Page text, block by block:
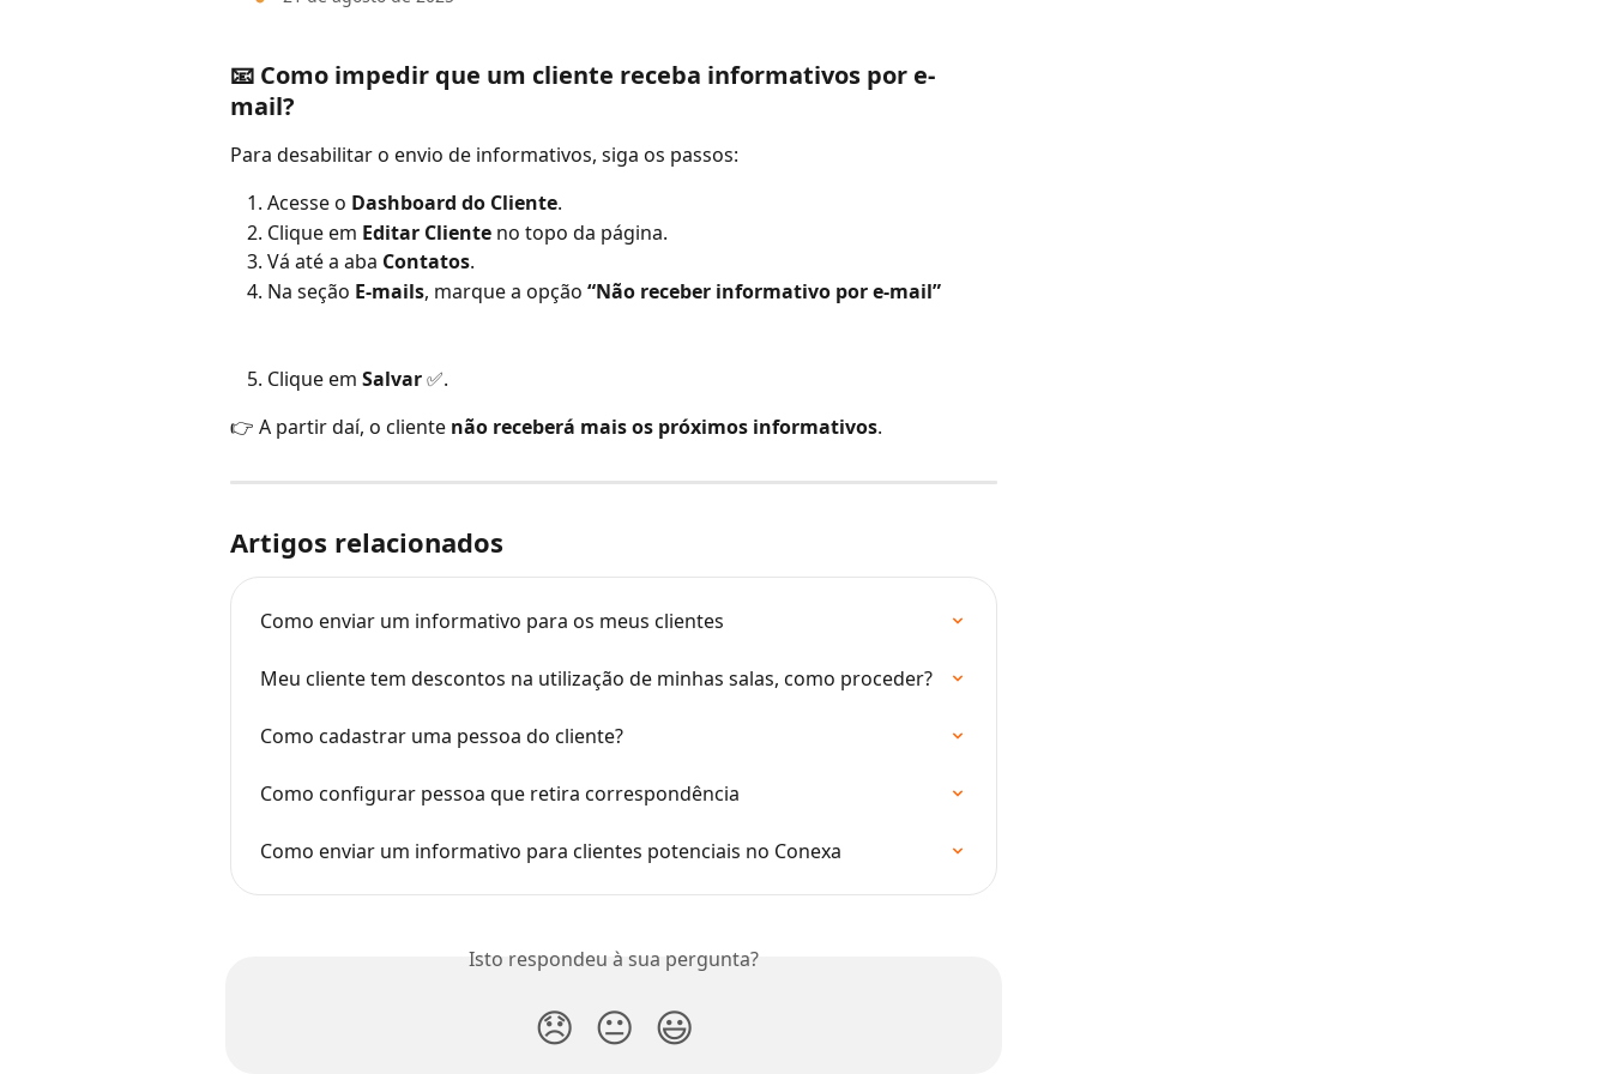
📧 Como impedir que um cliente receba informativos por e-
mail?
Para desabilitar o envio de informativos, siga os passos:
Acesse o Dashboard do Cliente.
Clique em Editar Cliente no topo da página.
Vá até a aba Contatos.
Na seção E-mails, marque a opção “Não receber informativo por e-mail”
Clique em Salvar ✅.
👉 A partir daí, o cliente não receberá mais os próximos informativos.
Artigos relacionados
Como enviar um informativo para os meus clientes
Meu cliente tem descontos na utilização de minhas salas, como proceder?
Como cadastrar uma pessoa do cliente?
Como configurar pessoa que retira correspondência
Como enviar um informativo para clientes potenciais no Conexa
Isto respondeu à sua pergunta?
😞 😐 😃